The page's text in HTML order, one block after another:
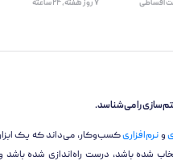
اقساطی ۷ روز ﻫﻔﺘﻪ، ۲۴ ﺳﺎﻋﺘﻪ
را می‌شناسد.
ونرم‌افزاریکسب‌وکار، می‌داند که یک ابزار
شده باشد، درست راه‌اندازی شده باشد و